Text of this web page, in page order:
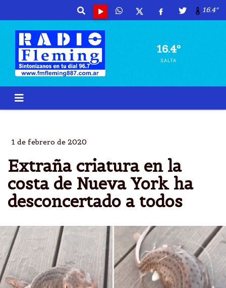
16.4º
16.4º
SALTA
1 de febrero de 2020
Extraña criatura en la
costa de Nueva York ha
desconcertado a todos